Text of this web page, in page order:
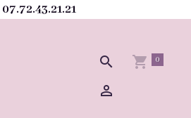
07.72.43.21.21
0